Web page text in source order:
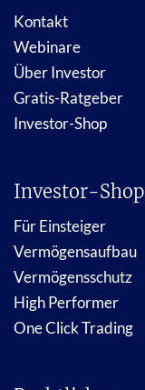
Kontakt
Webinare
Über Investor
Gratis-Ratgeber
Investor-Shop
Investor-Shop
Für Einsteiger
Vermögensaufbau
Vermögensschutz
High Performer
One Click Trading